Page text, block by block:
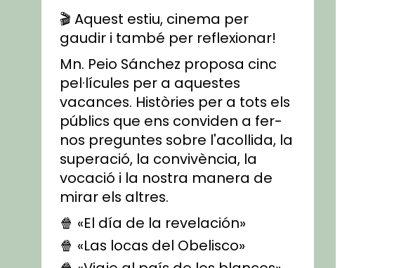
🎬 Aquest estiu, cinema per
gaudir i també per reflexionar!
Mn. Peio Sánchez proposa cinc
pel·lícules per a aquestes
vacances. Històries per a tots els
públics que ens conviden a fer-
nos preguntes sobre l'acollida, la
superació, la convivència, la
vocació i la nostra manera de
mirar els altres.
🍿 «El día de la revelación»
🍿 «Las locas del Obelisco»